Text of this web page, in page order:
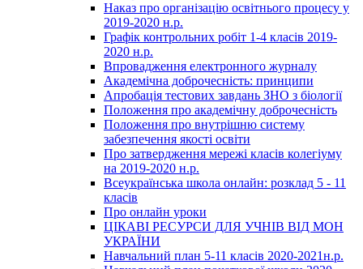
Наказ про організацію освітнього процесу у
2019-2020 н.р.
Графік контрольних робіт 1-4 класів 2019-
2020 н.р.
Впровадження електронного журналу
Академічна доброчесність: принципи
Апробація тестових завдань ЗНО з біології
Положення про академічну доброчесність
Положення про внутрішню систему
забезпечення якості освіти
Про затвердження мережі класів колегіуму
на 2019-2020 н.р.
Всеукраїнська школа онлайн: розклад 5 - 11
класів
Про онлайн уроки
ЦІКАВІ РЕСУРСИ ДЛЯ УЧНІВ ВІД МОН
УКРАЇНИ
Навчальний план 5-11 класів 2020-2021н.р.